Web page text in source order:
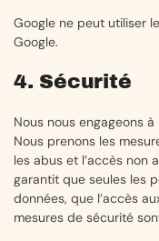
Google ne peut utiliser
Google.
4. Sécurité
Nous nous engageons
Nous prenons les
les abus et l’accès non
garantit que seules les
données, que l’accès
mesures de sécurité